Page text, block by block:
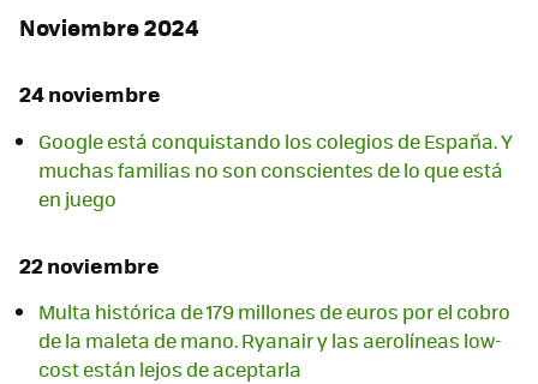
Noviembre 2024
24 noviembre
Google está conquistando los colegios de España. Y
muchas familias no son conscientes de lo que está
en juego
22 noviembre
Multa histórica de 179 millones de euros por el cobro
de la maleta de mano. Ryanair y las aerolíneas low-
cost están lejos de aceptarla